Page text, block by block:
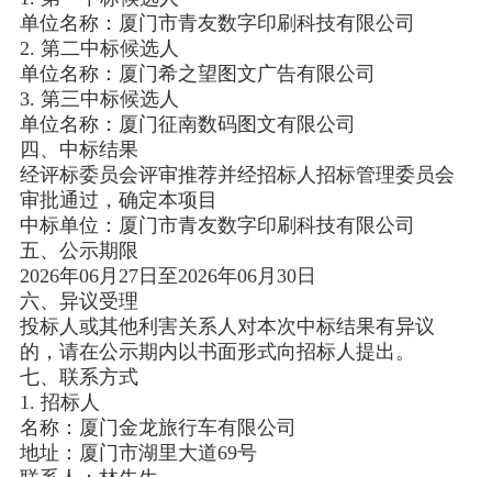
单位名称：厦门市青友数字印刷科技有限公司
2. 第二中标候选人
单位名称：厦门希之望图文广告有限公司
3. 第三中标候选人
单位名称：厦门征南数码图文有限公司
四、中标结果
经评标委员会评审推荐并经招标人招标管理委员会
审批通过，确定本项目
中标单位：厦门市青友数字印刷科技有限公司
五、公示期限
2026年06月27日至2026年06月30日
六、异议受理
投标人或其他利害关系人对本次中标结果有异议
的，请在公示期内以书面形式向招标人提出。
七、联系方式
1. 招标人
名称：厦门金龙旅行车有限公司
地址：厦门市湖里大道69号